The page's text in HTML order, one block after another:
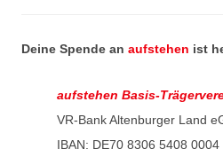
Deine Spende an aufstehen ist
aufstehen Basis-
VR-Bank Altenburger Land
IBAN: DE70 8306 5408